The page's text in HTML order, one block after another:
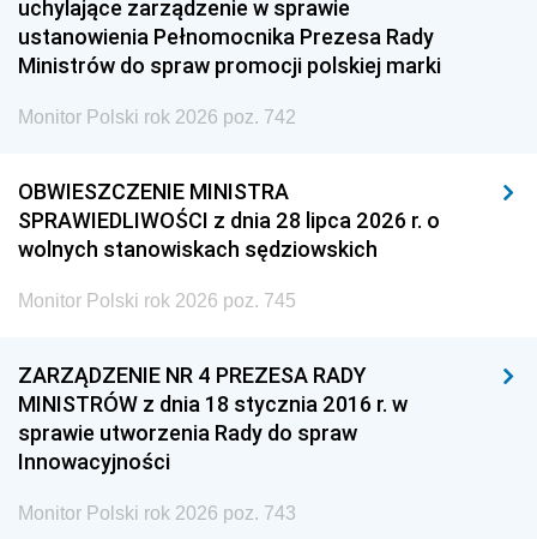
uchylające zarządzenie w sprawie
ustanowienia Pełnomocnika Prezesa Rady
Ministrów do spraw promocji polskiej marki
Monitor Polski rok 2026 poz. 742
OBWIESZCZENIE MINISTRA
SPRAWIEDLIWOŚCI z dnia 28 lipca 2026 r. o
wolnych stanowiskach sędziowskich
Monitor Polski rok 2026 poz. 745
ZARZĄDZENIE NR 4 PREZESA RADY
MINISTRÓW z dnia 18 stycznia 2016 r. w
sprawie utworzenia Rady do spraw
Innowacyjności
Monitor Polski rok 2026 poz. 743